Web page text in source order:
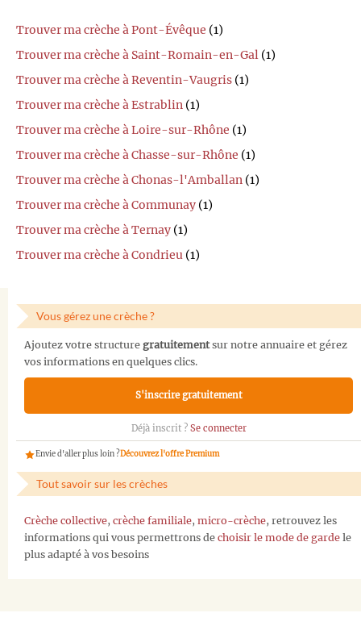
Trouver ma crèche à Pont-Évêque (1)
Trouver ma crèche à Saint-Romain-en-Gal (1)
Trouver ma crèche à Reventin-Vaugris (1)
Trouver ma crèche à Estrablin (1)
Trouver ma crèche à Loire-sur-Rhône (1)
Trouver ma crèche à Chasse-sur-Rhône (1)
Trouver ma crèche à Chonas-l'Amballan (1)
Trouver ma crèche à Communay (1)
Trouver ma crèche à Ternay (1)
Trouver ma crèche à Condrieu (1)
Vous gérez une crèche ?
Ajoutez votre structure gratuitementsur notre annuaire et gérez
vos informations en quelques clics.
S'inscrire gratuitement
Déjà inscrit ? Se connecter
Envie d'aller plus loin ?Découvrez l'offre Premium
Tout savoir sur les crèches
Crèche collective, crèche familiale, micro-crèche, retrouvez les
informations qui vous permettrons de choisir le mode de garde le
plus adapté à vos besoins